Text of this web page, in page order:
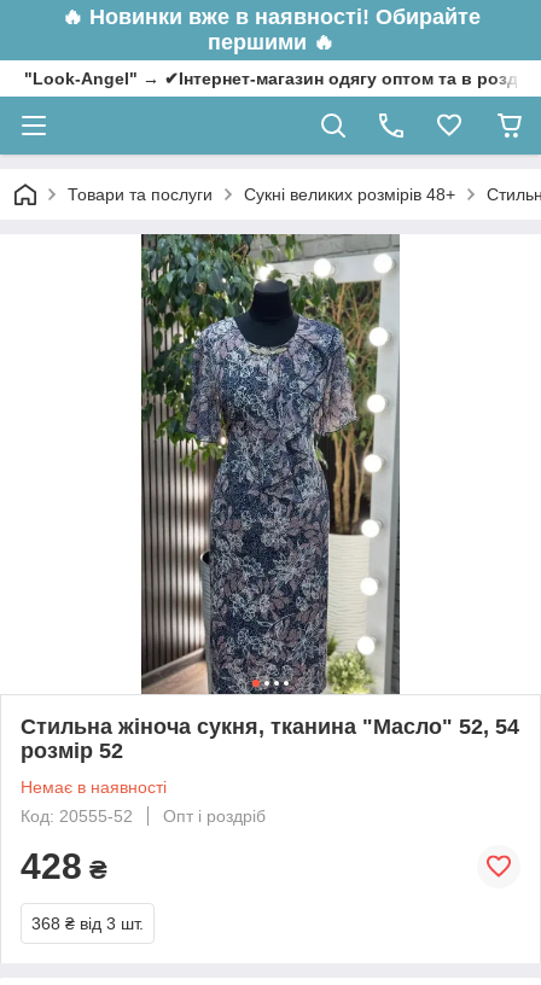
🔥 Новинки вже в наявності! Обирайте
першими 🔥
"Look-Angel" → ✔Інтернет-магазин одягу оптом та в
Товари та послуги Сукні великих розмірів 48+
Стильна жіноча сукня, тканина "Масло" 52, 54
розмір 52
Немає в наявності
Код: 20555-52
Опт і роздріб
428 ₴
368 ₴ від 3 шт.